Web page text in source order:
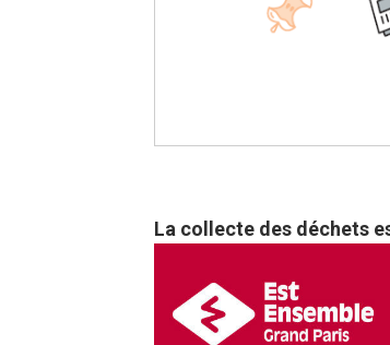
La collecte des déchets